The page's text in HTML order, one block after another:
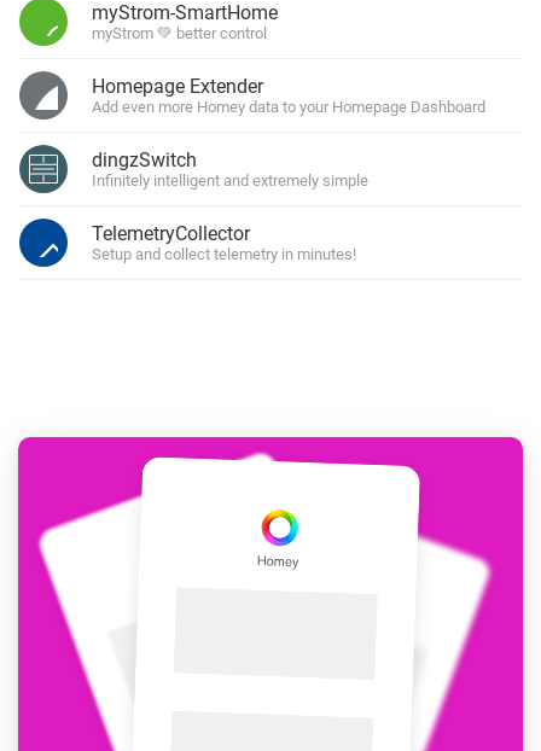
myStrom-SmartHome
myStrom 💚 better control
Homepage Extender
Add even more Homey data to your Homepage Dashboard
dingzSwitch
Infinitely intelligent and extremely simple
TelemetryCollector
Setup and collect telemetry in minutes!